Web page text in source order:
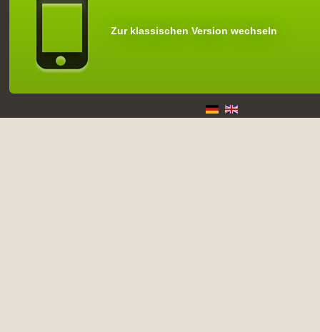
Zur klassischen Version wechseln